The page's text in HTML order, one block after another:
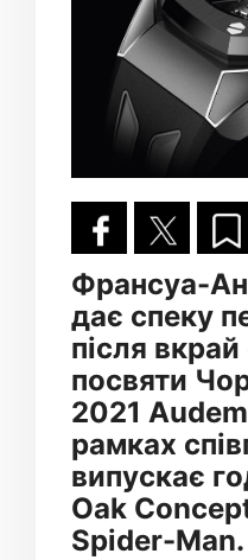
Франсуа-
дає спеку
після вкрай
посвяти
2021
рамках
випускає
Oak
Spider-Man.